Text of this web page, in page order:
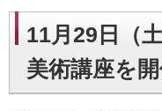
11月29日（
美術講座を